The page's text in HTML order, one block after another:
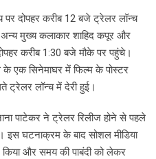
पर दोपहर करीब 12 बजे ट्रेलर लॉन्च
मुख्य कलाकार शाहिद कपूर और
करीब 1:30 बजे मौके पर पहुंचे।
के एक सिनेमाघर में फिल्म के पोस्टर
ट्रेलर लॉन्च में देरी हुई।
पाटेकर ने ट्रेलर रिलीज होने से पहले
इस घटनाक्रम के बाद सोशल मीडिया
और समय की पाबंदी को लेकर